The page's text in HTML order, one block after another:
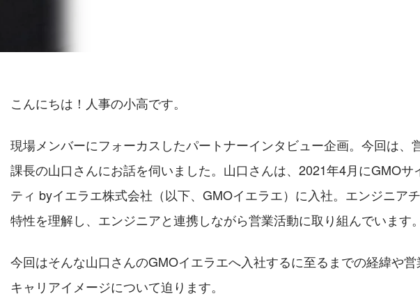
こんにちは！人事の小高です。
現場メンバーにフォーカスしたパートナーインタビュー企画。今回は、
課長の山口さんにお話を伺いました。山口さんは、2021年4月にGMOサ
ティ byイエラエ株式会社（以下、GMOイエラエ）に入社。エンジニア
特性を理解し、エンジニアと連携しながら営業活動に取り組んでいます。
今回はそんな山口さんのGMOイエラエへ入社するに至るまでの経緯や
キャリアイメージについて迫ります。